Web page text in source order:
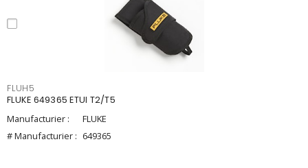
FLUH5
FLUKE 649365 ETUI T2/T5
Manufacturier :
FLUKE
# Manufacturier : 649365